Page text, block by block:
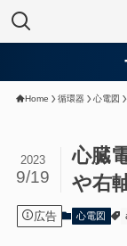
Home 循環器 心電図
心臓
や右
2023
9/19
広告 心電図